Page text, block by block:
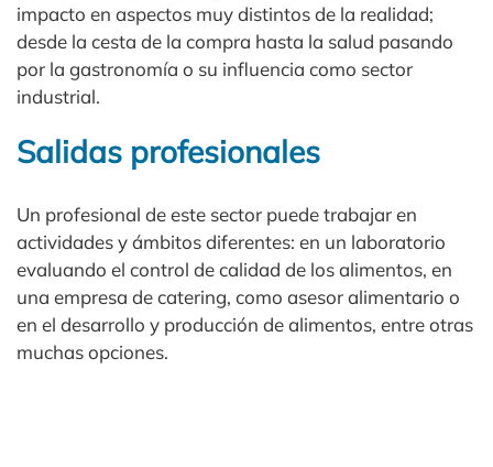
impacto en aspectos muy distintos de la realidad;
desde la cesta de la compra hasta la salud pasando
por la gastronomía o su influencia como sector
industrial.
Salidas profesionales
Un profesional de este sector puede trabajar en
actividades y ámbitos diferentes: en un laboratorio
evaluando el control de calidad de los alimentos, en
una empresa de catering, como asesor alimentario o
en el desarrollo y producción de alimentos, entre otras
muchas opciones.